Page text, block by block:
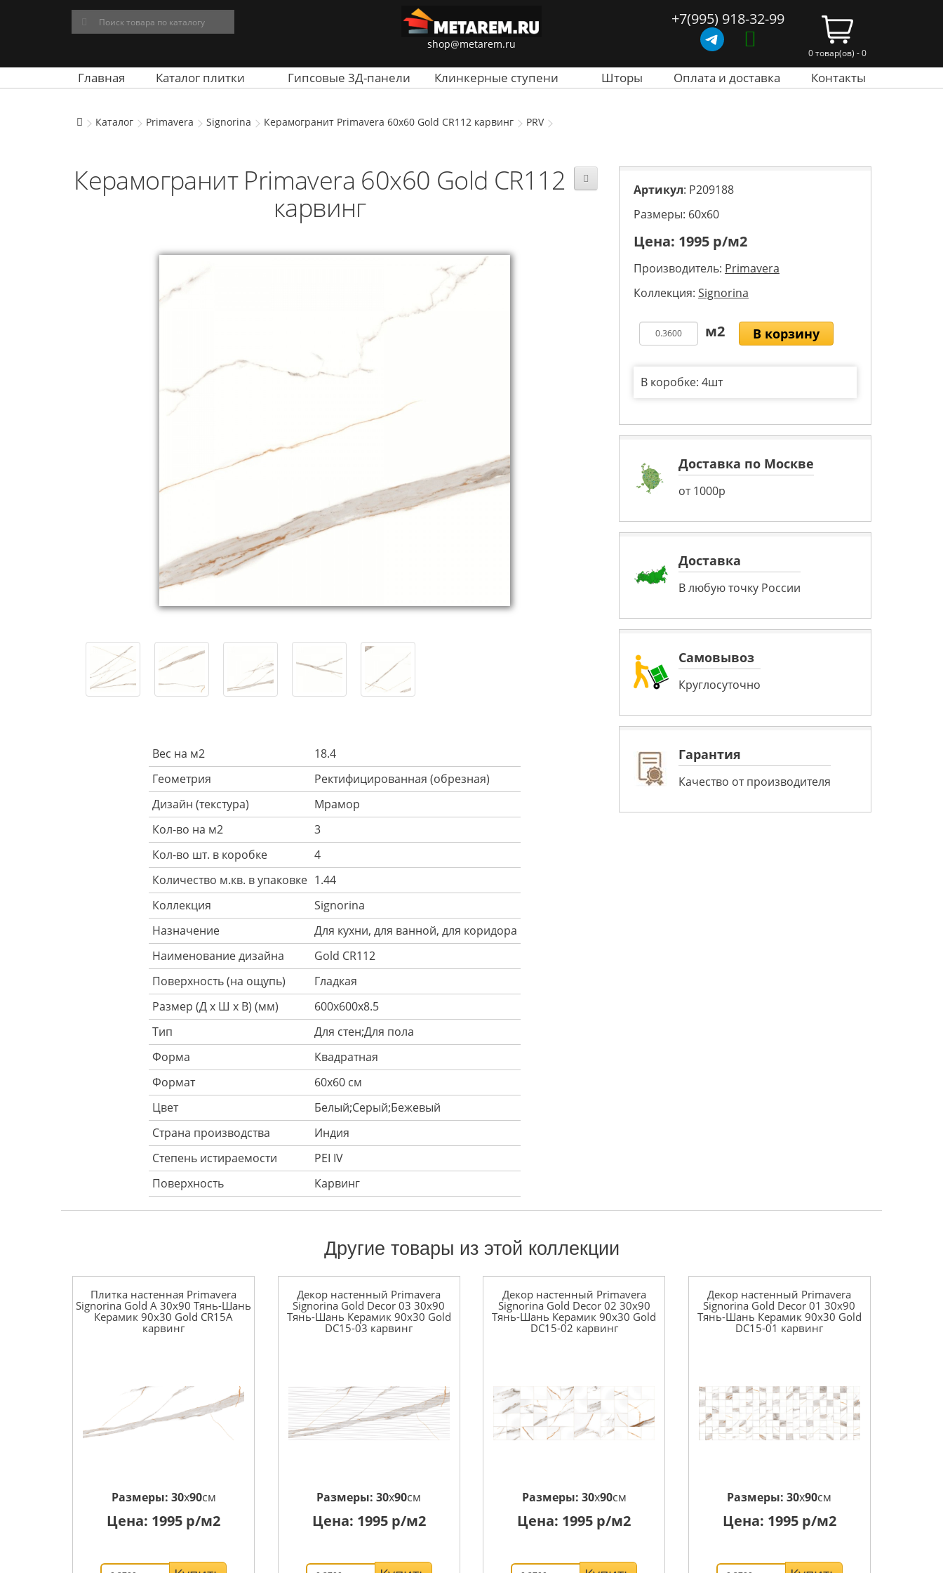
shop@metarem.ru
+7(995) 918-32-99
0 товар(ов) - 0
Главная Каталог плитки Гипсовые 3Д-панели Клинкерные ступени Шторы Оплата и доставка Контакты
Каталог Primavera Signorina Керамогранит Primavera 60x60 Gold CR112 карвинг PRV
Керамогранит Primavera 60x60 Gold CR112
карвинг
Вес на м2
18.4
Геометрия
Ректифицированная (обрезная)
Дизайн (текстура)
Мрамор
Кол-во на м2
3
Кол-во шт. в коробке
4
Количество м.кв. в упаковке 1.44
Коллекция
Signorina
Назначение
Для кухни, для ванной, для коридора
Наименование дизайна
Gold CR112
Поверхность (на ощупь)
Гладкая
Размер (Д х Ш х В) (мм)
600x600x8.5
Тип
Для стен;Для пола
Форма
Квадратная
Формат
60x60 см
Цвет
Белый;Серый;Бежевый
Страна производства
Индия
Степень истираемости
PEI IV
Поверхность
Карвинг
Артикул: P209188
Размеры: 60х60
Цена: 1995 р/м2
Производитель: Primavera
Коллекция: Signorina
В корзину
В коробке: 4шт
Доставка по Москве
от 1000р
Доставка
В любую точку России
Самовывоз
Круглосуточно
Гарантия
Качество от производителя
Другие товары из этой коллекции
Плитка настенная Primavera
Signorina Gold A 30x90 Тянь-Шань
Керамик 90x30 Gold CR15A
карвинг
Размеры: 30x90см
Цена: 1995 р/м2
Декор настенный Primavera
Signorina Gold Decor 03 30x90
Тянь-Шань Керамик 90x30 Gold
DC15-03 карвинг
Размеры:30x90см
Цена: 1995р/м2
Декор настенный Primavera
Signorina Gold Decor 02 30x90
Тянь-Шань Керамик 90x30 Gold
DC15-02 карвинг
Размеры: 30x90см
Цена: 1995 р/м2
Декор настенный Primavera
Signorina Gold Decor 01 30x90
Тянь-Шань Керамик 90x30 Gold
DC15-01 карвинг
Размеры:30x90см
Цена: 1995р/м2